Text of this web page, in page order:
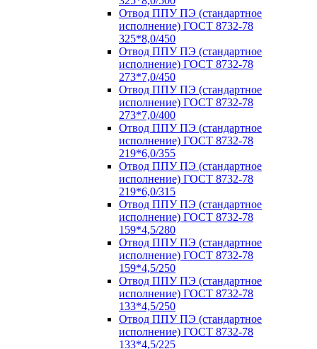
Отвод ППУ ПЭ (стандартное
исполнение) ГОСТ 8732-78
325*8,0/450
Отвод ППУ ПЭ (стандартное
исполнение) ГОСТ 8732-78
273*7,0/450
Отвод ППУ ПЭ (стандартное
исполнение) ГОСТ 8732-78
273*7,0/400
Отвод ППУ ПЭ (стандартное
исполнение) ГОСТ 8732-78
219*6,0/355
Отвод ППУ ПЭ (стандартное
исполнение) ГОСТ 8732-78
219*6,0/315
Отвод ППУ ПЭ (стандартное
исполнение) ГОСТ 8732-78
159*4,5/280
Отвод ППУ ПЭ (стандартное
исполнение) ГОСТ 8732-78
159*4,5/250
Отвод ППУ ПЭ (стандартное
исполнение) ГОСТ 8732-78
133*4,5/250
Отвод ППУ ПЭ (стандартное
исполнение) ГОСТ 8732-78
133*4,5/225